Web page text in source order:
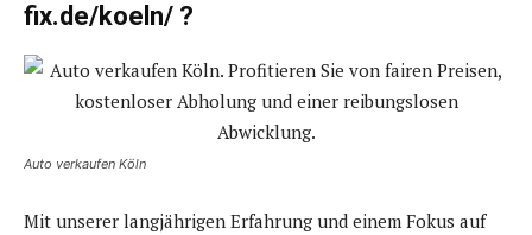
fix.de/koeln/ ?
Auto verkaufen Köln
Mit unserer langjährigen Erfahrung und einem Fokus auf